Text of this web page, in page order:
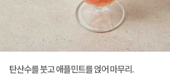
탄산수를 붓고 애플민트를 얹어 마무리.